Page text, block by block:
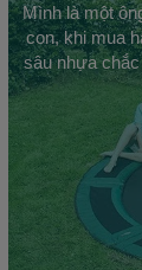
Mình là một
con, khi mua
sâu nhựa